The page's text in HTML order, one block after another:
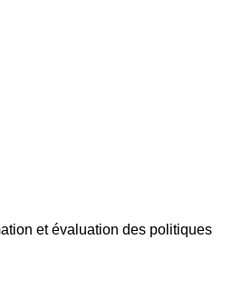
et évaluation des politiques